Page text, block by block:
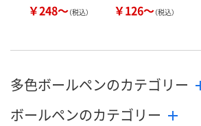
￥248～（税込） ￥126～（税込）
多色ボールペンのカテゴリー
ボールペンのカテゴリー